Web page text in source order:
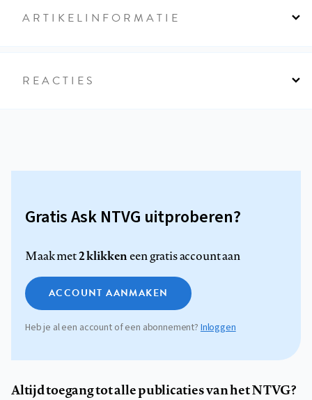
ARTIKELINFORMATIE
REACTIES
Gratis Ask NTVG uitproberen?
Maak met2 klikkeneen gratis account aan
ACCOUNT AANMAKEN
Heb je al een account of een abonnement?Inloggen
Altijd toegang tot alle publicaties van het NTVG?